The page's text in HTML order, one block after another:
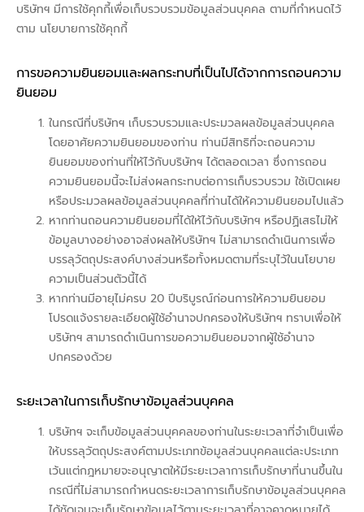
บริษัทฯ มีการใช้คุกกี้เพื่อเก็บรวบรวมข้อมูลส่วนบุคคล ตามที่กำหนดไว้
ตาม นโยบายการใช้คุกกี้
การขอความยินยอมและผลกระทบที่เป็นไปได้จากการถอนความ
ยินยอม
ในกรณีที่บริษัทฯ เก็บรวบรวมและประมวลผลข้อมูลส่วนบุคคล
โดยอาศัยความยินยอมของท่าน ท่านมีสิทธิที่จะถอนความ
ยินยอมของท่านที่ให้ไว้กับบริษัทฯ ได้ตลอดเวลา ซึ่งการถอน
ความยินยอมนี้จะไม่ส่งผลกระทบต่อการเก็บรวบรวม ใช้เปิดเผย
หรือประมวลผลข้อมูลส่วนบุคคลที่ท่านได้ให้ความยินยอมไปแล้ว
หากท่านถอนความยินยอมที่ได้ให้ไว้กับบริษัทฯ หรือปฏิเสธไม่ให้
ข้อมูลบางอย่างอาจส่งผลให้บริษัทฯ ไม่สามารถดำเนินการเพื่อ
บรรลุวัตถุประสงค์บางส่วนหรือทั้งหมดตามที่ระบุไว้ในนโยบาย
ความเป็นส่วนตัวนี้ได้
หากท่านมีอายุไม่ครบ 20 ปีบริบูรณ์ก่อนการให้ความยินยอม
โปรดแจ้งรายละเอียดผู้ใช้อำนาจปกครองให้บริษัทฯ ทราบเพื่อให้
บริษัทฯ สามารถดำเนินการขอความยินยอมจากผู้ใช้อำนาจ
ปกครองด้วย
ระยะเวลาในการเก็บรักษาข้อมูลส่วนบุคคล
บริษัทฯ จะเก็บข้อมูลส่วนบุคคลของท่านในระยะเวลาที่จำเป็นเพื่อ
ให้บรรลุวัตถุประสงค์ตามประเภทข้อมูลส่วนบุคคลแต่ละประเภท
เว้นแต่กฎหมายจะอนุญาตให้มีระยะเวลาการเก็บรักษาที่นานขึ้นใน
กรณีที่ไม่สามารถกำหนดระยะเวลาการเก็บรักษาข้อมูลส่วนบุคคล